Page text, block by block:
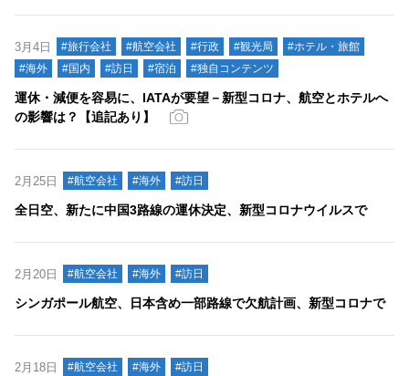
3月4日 #旅行会社 #航空会社 #行政 #観光局
#ホテル・旅館
#海外
#国内 #訪日 #宿泊 #独自コンテンツ
運休・減便を容易に、IATAが要望－新型コロナ、航空とホテルへ
の影響は？【追記あり】
2月25日 #航空会社 #海外 #訪日
全日空、新たに中国3路線の運休決定、新型コロナウイルスで
2月20日 #航空会社 #海外 #訪日
シンガポール航空、日本含め一部路線で欠航計画、新型コロナで
2月18日 #航空会社 #海外 #訪日